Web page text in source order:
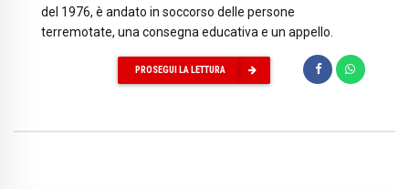
del 1976, è andato in soccorso delle persone
terremotate, una consegna educativa e un appello.
PROSEGUI LA LETTURA